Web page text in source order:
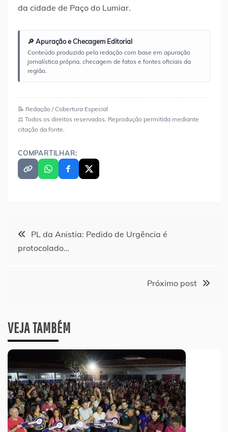
da cidade de Paço do Lumiar.
🔎 Apuração e Checagem Editorial
Conteúdo produzido pela redação com base em apuração
jornalística própria, checagem de fatos e fontes oficiais da
região.
📝 Redação / Cobertura Especial
⚖️ Todos os direitos reservados. Reprodução permitida mediante
citação da fonte.
COMPARTILHAR:
Navegação
de
PL da Anistia: Pedido de Urgência é
protocolado…
Próximo post
VEJA TAMBÉM